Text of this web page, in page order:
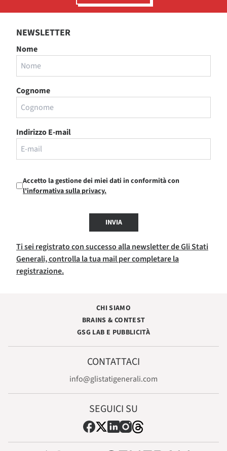
NEWSLETTER
Nome
Cognome
Indirizzo E-mail
Accetto la gestione dei miei dati in conformità con
l'informativa sulla privacy.
INVIA
Ti sei registrato con successo alla newsletter de Gli Stati
Generali, controlla la tua mail per completare la
registrazione.
CHI SIAMO
BRAINS & CONTEST
GSG LAB E PUBBLICITÀ
CONTATTACI
info@glistatigenerali.com
SEGUICI SU